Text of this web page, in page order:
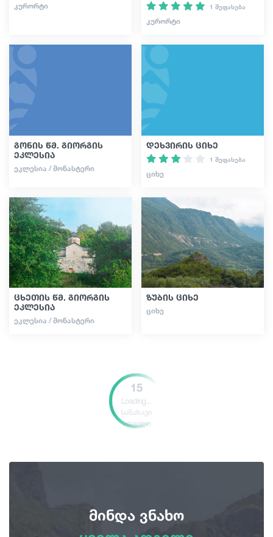
ᲙᲣᲠᲝᲠᲢᲘ 1 შეფასება
ᲙᲣᲠᲝᲠᲢᲘ
გონის წმ. გიორგის
ეკლესია
ᲔᲙᲚᲔᲡᲘᲐ / ᲛᲝᲜᲐᲡᲢᲔᲠᲘ
დეხვირის ციხე
1 შეფასება
ᲪᲘᲮᲔ
ცხეთის წმ. გიორგის
ეკლესია
ᲔᲙᲚᲔᲡᲘᲐ / ᲛᲝᲜᲐᲡᲢᲔᲠᲘ
ზუბის ციხე
ᲪᲘᲮᲔ
15
Loading...
სანახავი
ადგილი
მინდა ვნახო